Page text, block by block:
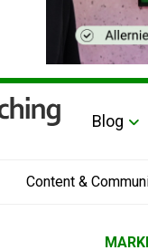
Blog
Content &